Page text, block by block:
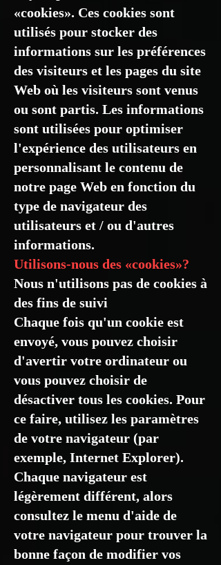
«cookies». Ces cookies sont
utilisés pour stocker des
informations sur les préférences
des visiteurs et les pages du site
Web où les visiteurs sont venus
ou sont partis. Les informations
sont utilisées pour optimiser
l'expérience des utilisateurs en
personnalisant le contenu de
notre page Web en fonction du
type de navigateur des
utilisateurs et / ou d'autres
informations.
Utilisons-nous des «cookies»?
Nous n'utilisons pas de cookies à
des fins de suivi
Chaque fois qu'un cookie est
envoyé, vous pouvez choisir
d'avertir votre ordinateur ou
vous pouvez choisir de
désactiver tous les cookies. Pour
ce faire, utilisez les paramètres
de votre navigateur (par
exemple, Internet Explorer).
Chaque navigateur est
légèrement différent, alors
consultez le menu d'aide de
votre navigateur pour trouver la
bonne façon de modifier vos